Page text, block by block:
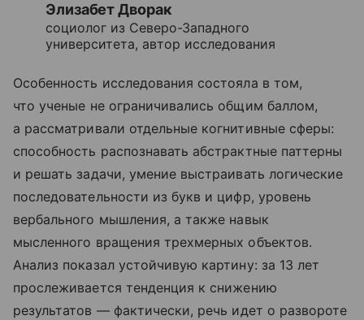
Элизабет Дворак
социолог из Северо-Западного
университета, автор исследования
Особенность исследования состояла в том,
что ученые не ограничивались общим баллом,
а рассматривали отдельные когнитивные сферы:
способность распознавать абстрактные паттерны
и решать задачи, умение выстраивать логические
последовательности из букв и цифр, уровень
вербального мышления, а также навык
мысленного вращения трехмерных объектов.
Анализ показал устойчивую картину: за 13 лет
прослеживается тенденция к снижению
результатов — фактически, речь идет о развороте